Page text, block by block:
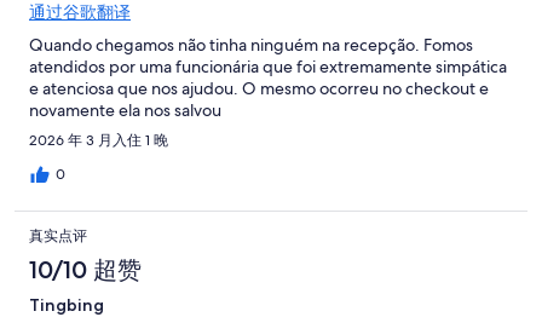
通过谷歌翻译
Quando chegamos não tinha ninguém na recepção. Fomos
atendidos por uma funcionária que foi extremamente simpática
e atenciosa que nos ajudou. O mesmo ocorreu no checkout e
novamente ela nos salvou
2026 年 3 月入住 1 晚
0
真实点评
10/10 超赞
Tingbing